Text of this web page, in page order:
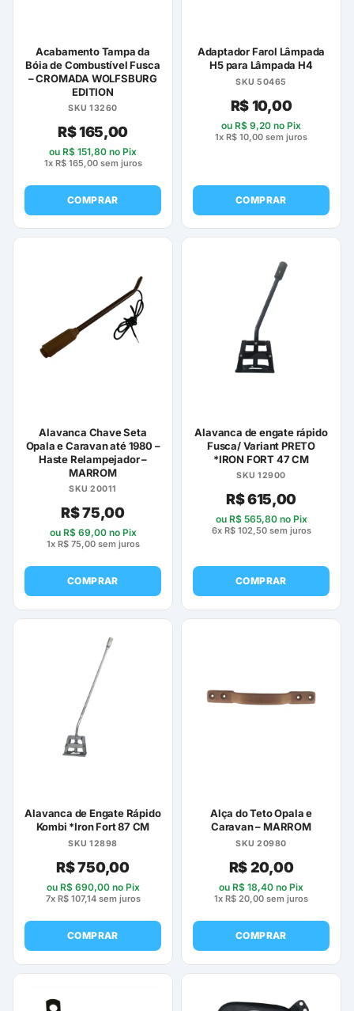
Acabamento Tampa da
Bóia de Combustível Fusca
– CROMADA WOLFSBURG
EDITION
SKU 13260
R$165,00
ou R$ 151,80 no Pix
1x R$165,00sem juros
COMPRAR
Adaptador Farol Lâmpada
H5 para Lâmpada H4
SKU 50465
R$10,00
ou R$ 9,20 no Pix
1x R$ 10,00 sem juros
COMPRAR
Alavanca Chave Seta
Opala e Caravan até 1980 –
Haste Relampejador –
MARROM
SKU 20011
R$75,00
ou R$69,00no Pix
1x R$75,00sem juros
COMPRAR
Alavanca de engate rápido
Fusca/ Variant PRETO
*IRON FORT 47 CM
SKU 12900
R$615,00
ou R$565,80no Pix
6x R$102,50sem juros
COMPRAR
Alavanca de Engate Rápido
Kombi *Iron Fort 87 CM
SKU 12898
R$750,00
ou R$690,00no Pix
7x R$107,14sem juros
COMPRAR
Alça do Teto Opala e
Caravan – MARROM
SKU 20980
R$20,00
ou R$ 18,40 no Pix
1x R$ 20,00 sem juros
COMPRAR